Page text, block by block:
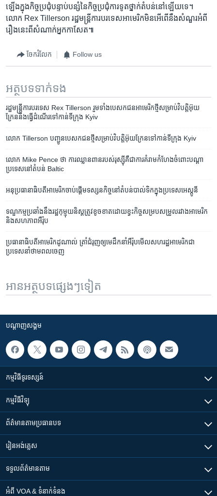
ឡើង​ក្នុង​កិច្ចប្រជុំ​បន្ទាប់​បន្សំ​នៃ​កិច្ចប្រជុំ​ការទូត​ថ្នាក់​តំបន់​នៅ​ឡើយ​ទេ។
លោក​ Rex Tillerson រដ្ឋមន្ត្រី​ការ​បរទេស​អាមេរិក​មិន​អើពើ​នឹង​សំណួរ​អំពី​
រឿង​នេះ​ពី​សំណាក់​អ្នក​កាសែត៕
ចែករំលែក Follow us
អត្ថបទ​ទាក់ទង
រដ្ឋមន្រ្តីការបរទេស​ Rex Tillerson រួមទាំងបេសកជន​​អាមេរិក​ថ្មី​សម្រាប់​វិបត្តិ​​អ៊ុយ
ក្រែននឹងធ្វើ​ដំណើរ​ទៅ​កាន់​ទីក្រុង​ Kyiv
លោក Tillerson បញ្ជូនបេសកជន​ថ្មី​សម្រាប់វិបត្តិ​អ៊ុយក្រែន​ទៅកាន់ទីក្រុង Kyiv
លោក Mike Pence ថា ការ​ឈ្លានពាន​របស់​រុស្ស៊ី​គឺ​ជា​ការ​គំរាមកំហែង​ចំពោះ​បណ្ដា​
ប្រទេស​នៅ​តំបន់ Baltic
អនុ​ប្រធានាធិបតី​អាមេរិក​ចាប់​ផ្តើម​ទស្សនកិច្ច​នៅ​តំបន់​បាល់ទិក​ក្នុង​ប្រទេស​អេស្តូនី
ទណ្ឌកម្ម​ប្រឆាំង​នឹង​រដ្ឋ​កុម្មុយនិស្ត​ត្រូវ​ខូចខាត​ដោយ​ខ្វះ​កិច្ច​សម្រប​សម្រួល​រវាង​អាមេរិក​
និង​សហភាព​អឺរ៉ុប
ប្រធានា​ធិបតី​អាមេរិកដូណាល់ ​ត្រាំ​​ជំរុញ​​ឲ្យ​មេដឹកនាំ​​អឺរ៉ុបមើល​សហរដ្ឋ​អាមេរិក​ជា​
ប្រទេស​នាំថាម​ពលចេញ
អានអត្ថបទផ្សេងៗទៀត
បណ្តាញ​សង្គម
កម្មវិធី​ទូរទស្សន៍
កម្មវិធី​វិទ្យុ
ព័ត៌មាន​តាមប្រធានបទ​
រៀន​​អង់គ្លេស
ទទួល​ព័ត៌មាន​តាម
អំពី​ VOA & ទំនាក់ទំនង